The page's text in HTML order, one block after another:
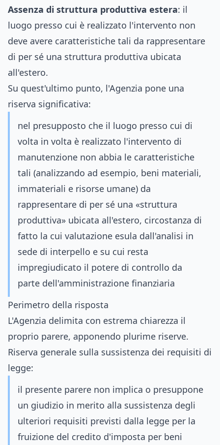
Assenza di struttura produttiva estera: il
luogo presso cui è realizzato l'intervento non
deve avere caratteristiche tali da rappresentare
di per sé una struttura produttiva ubicata
all'estero.
Su quest'ultimo punto, l'Agenzia pone una
riserva significativa:
nel presupposto che il luogo presso cui di
volta in volta è realizzato l'intervento di
manutenzione non abbia le caratteristiche
tali (analizzando ad esempio, beni materiali,
immateriali e risorse umane) da
rappresentare di per sé una «struttura
produttiva» ubicata all'estero, circostanza di
fatto la cui valutazione esula dall'analisi in
sede di interpello e su cui resta
impregiudicato il potere di controllo da
parte dell'amministrazione finanziaria
Perimetro della risposta
L'Agenzia delimita con estrema chiarezza il
proprio parere, apponendo plurime riserve.
Riserva generale sulla sussistenza dei requisiti di
legge:
il presente parere non implica o presuppone
un giudizio in merito alla sussistenza degli
ulteriori requisiti previsti dalla legge per la
fruizione del credito d'imposta per beni